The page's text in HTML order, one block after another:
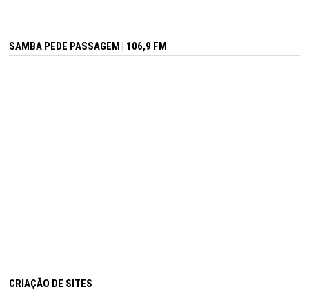
SAMBA PEDE PASSAGEM | 106,9 FM
CRIAÇÃO DE SITES